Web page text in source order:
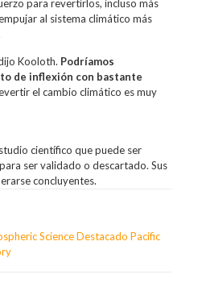
para revertirlos, incluso más
al sistema climático más
Kooloth. Podríamos
de inflexión con bastante
el cambio climático es muy
científico que puede ser
ser validado o descartado. Sus
concluyentes.
ScienceDestacado Pacific